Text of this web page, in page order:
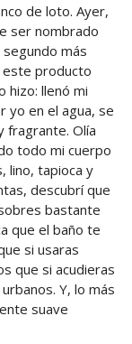
de loto. Ayer,
ser nombrado
más
este producto
hizo: llenó mi
yo en el agua, se
fragrante. Olía
todo mi cuerpo
lino, tapioca y
descubrí que
bastante
que el baño te
si usaras
que si acudieras
Y, lo más
suave